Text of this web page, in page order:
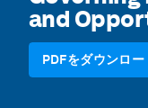
and
PDFをダウンロー